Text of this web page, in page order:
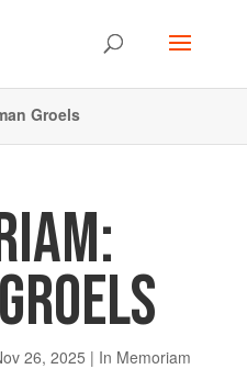
Groels
26, 2025 | In Memoriam